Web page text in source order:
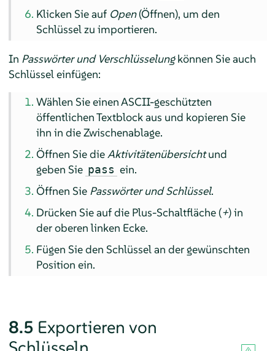
Klicken Sie auf Open(Öffnen), um den
Schlüssel zu importieren.
In Passwörter und Verschlüsselungkönnen Sie auch
Schlüssel einfügen:
Wählen Sie einen ASCII-geschützten
öffentlichen Textblock aus und kopieren Sie
ihn in die Zwischenablage.
Öffnen Sie die Aktivitätenübersichtund
geben Sie pass ein.
Öffnen Sie Passwörter und Schlüssel.
Drücken Sie auf die Plus-Schaltfläche (+) in
der oberen linken Ecke.
Fügen Sie den Schlüssel an der gewünschten
Position ein.
8.5 Exportieren von